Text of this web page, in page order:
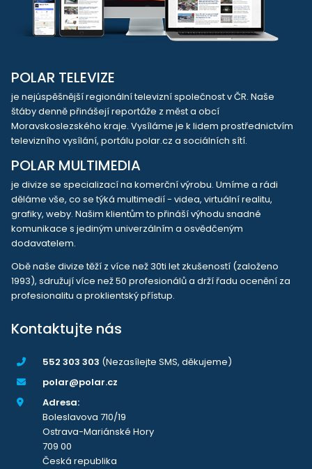
POLAR TELEVIZE
je nejúspěšnější regionální televizní společnost v ČR. Naše
štáby denně přinášejí reportáže z měst a obcí
Moravskoslezského kraje. Vysíláme je k lidem prostřednictvím
televizního vysílání, portálu polar.cz a sociálních sítí.
POLAR MULTIMEDIA
je divize se specializací na komerční výrobu. Umíme a rádi
děláme vše, co se týká multimedií - videa, virtuální realitu,
grafiky, weby. Našim klientům to přináší výhodu snadné
komunikace s jediným univerzálním a osvědčeným
dodavatelem.
Obě naše divize těží z více než 30ti let zkušeností (založeno
1993), sdružují více než 50 profesionálů a drží řadu ocenění za
profesionalitu a proklientský přístup.
Kontaktujte nás
552 303 303 (Nezasílejte SMS, děkujeme)
polar@polar.cz
Adresa:
Boleslavova 710/19
Ostrava-Mariánské Hory
709 00
Česká republika